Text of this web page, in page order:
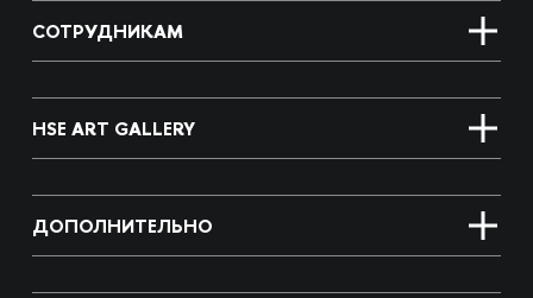
СОТРУДНИКАМ
HSE ART GALLERY
ДОПОЛНИТЕЛЬНО